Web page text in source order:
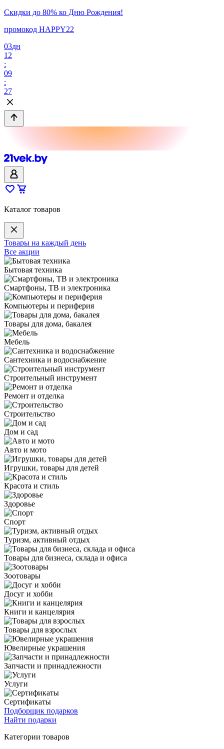
Скидки до 80% ко Дню Рождения!
промокод HAPPY22
03дн
12
:
09
:
27
Каталог товаров
Товары на каждый день
Все акции
Бытовая техника
Смартфоны, ТВ и электроника
Компьютеры и периферия
Товары для дома, бакалея
Мебель
Сантехника и водоснабжение
Строительный инструмент
Ремонт и отделка
Строительство
Дом и сад
Авто и мото
Игрушки, товары для детей
Красота и стиль
Здоровье
Спорт
Туризм, активный отдых
Товары для бизнеса, склада и офиса
Зоотовары
Досуг и хобби
Книги и канцелярия
Товары для взрослых
Ювелирные украшения
Запчасти и принадлежности
Услуги
Сертификаты
Подборщик подарков
Найти подарки
Категории товаров